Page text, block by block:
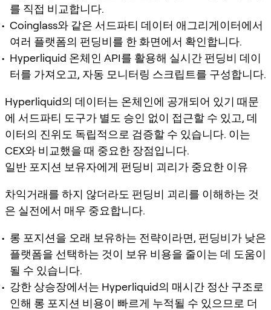
를 직접 비교합니다.
Coinglass와 같은 서드파티 데이터 애그리게이터에서
여러 플랫폼의 펀딩비를 한 화면에서 확인합니다.
Hyperliquid 온체인 API를 활용해 실시간 펀딩비 데이
터를 가져오고, 자동 모니터링 스크립트를 구성합니다.
Hyperliquid의 데이터는 온체인에 공개되어 있기 때문
에 서드파티 도구가 별도 승인 없이 접근할 수 있고, 데
이터의 진위도 독립적으로 검증할 수 있습니다. 이는
CEX와 비교했을 때 중요한 장점입니다.
일반 포지션 보유자에게 펀딩비 괴리가 중요한 이유
차익거래를 하지 않더라도 펀딩비 괴리를 이해하는 것
은 실전에서 매우 중요합니다.
롱 포지션을 오래 보유하는 전략이라면, 펀딩비가 낮은
플랫폼을 선택하는 것이 보유 비용을 줄이는 데 도움이
될 수 있습니다.
강한 상승장에서는 Hyperliquid의 매시간 정산 구조로
인해 롱 포지션 비용이 빠르게 누적될 수 있으므로 더